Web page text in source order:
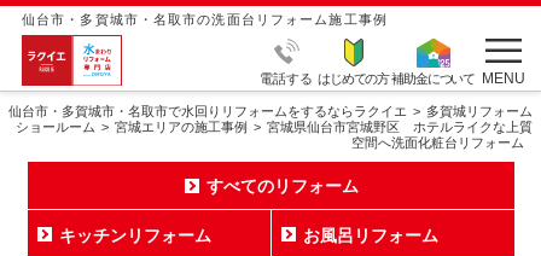
仙台市・多賀城市・名取市の洗面台リフォーム施工事例
電話する はじめての方補助金について MENU
仙台市・多賀城市・名取市で水回りリフォームをするならラクイエ
多賀城リフォーム
ショールーム
宮城エリアの施工事例
宮城県仙台市宮城野区 ホテルライクな上質
空間へ洗面化粧台リフォーム
すべてのリフォーム
キッチンリフォーム お風呂リフォーム